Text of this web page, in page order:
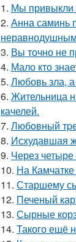
1. Мы привыкли
2. Анна саминь
3. Вы точно не
4. Мало кто
5. Любовь зла, а
6. Жительница
качелей.
7. Любoвный
8. Исхудавшая
9. Через
10. На
11. Старшему
12. Печеный
13. Сырные
14. Такого ещё